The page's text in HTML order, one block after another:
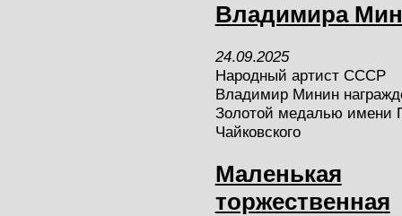
Владимира
24.09.2025
Народный артист СССР
Владимир Минин
Золотой медалью имени
Чайковского
Маленькая
торжественная